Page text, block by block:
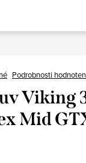
Podrobnosti
Viking
Mid